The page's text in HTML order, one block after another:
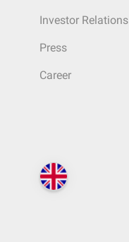
Investor Relations
Press
Career